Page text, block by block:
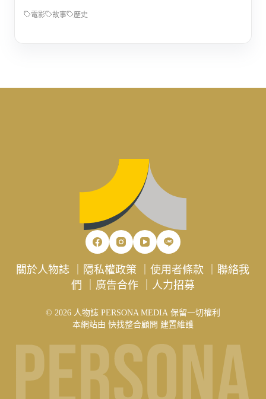
電影 故事 歷史
關於人物誌 隱私權政策 ｜使用者條款 ｜聯絡我
們
廣告合作｜ 人力招募
© 2026 人物誌 PERSONA MEDIA 保留一切權利
本網站由 快找整合顧問 建置維護